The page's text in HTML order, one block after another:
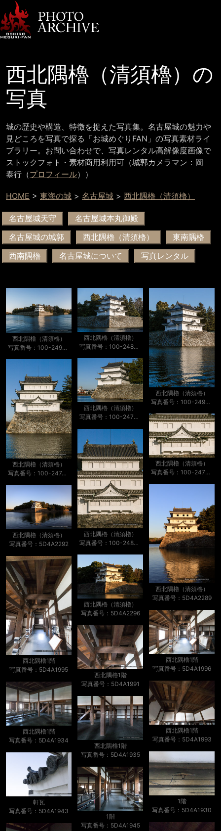
西北隅櫓（清須櫓）の
写真
城の歴史や構造、特徴を捉えた写真集。名古屋城の魅力や
見どころを写真で探る「お城めぐりFAN」の写真素材ライ
ブラリー。お問い合わせで、写真レンタル高解像度画像で
ストックフォト・素材商用利用可（城郭カメラマン：岡
泰行（プロフィール））
HOME > 東海の城 > 名古屋城 > 西北隅櫓（清須櫓）
名古屋城天守 名古屋城本丸御殿
名古屋城の城郭 西北隅櫓（清須櫓） 東南隅櫓
西南隅櫓 名古屋城について 写真レンタル
西北隅櫓（清須櫓）
写真番号：100-2492S53B
西北隅櫓（清須櫓）
写真番号：100-2487S53B
西北隅櫓（清須櫓）
写真番号：100-2496S53B
西北隅櫓（清須櫓）
写真番号：100-2470S53B
西北隅櫓（清須櫓）
写真番号：100-2474S53B
西北隅櫓（清須櫓）
写真番号：100-2478S53B
西北隅櫓（清須櫓）
写真番号：100-2481S53B
西北隅櫓（清須櫓）
写真番号：5D4A2289
西北隅櫓（清須櫓）
写真番号：5D4A2292
西北隅櫓（清須櫓）
写真番号：5D4A2296
西北隅櫓1階
写真番号：5D4A1995
西北隅櫓1階
写真番号：5D4A1996
西北隅櫓1階
写真番号：5D4A1991
西北隅櫓1階
写真番号：5D4A1993
西北隅櫓1階
写真番号：5D4A1934
西北隅櫓1階
写真番号：5D4A1935
1階
写真番号：5D4A1930
軒瓦
写真番号：5D4A1943
1階
写真番号：5D4A1945